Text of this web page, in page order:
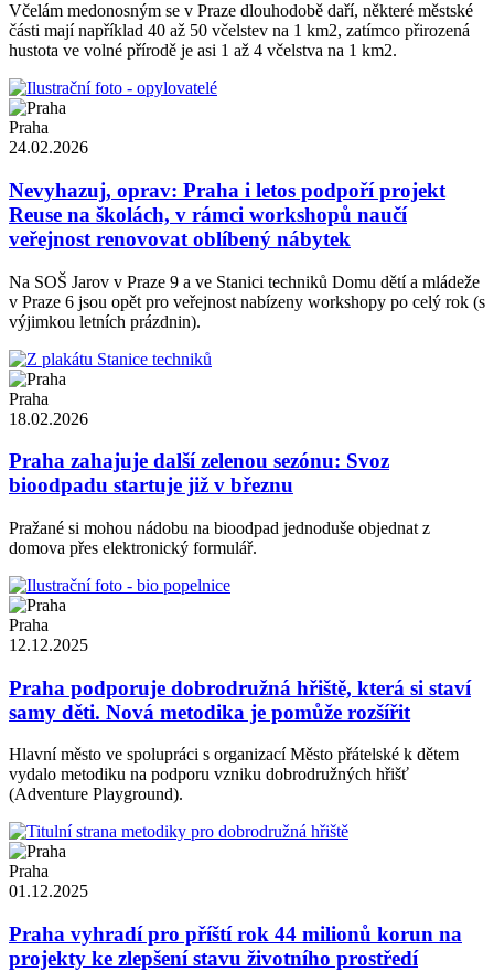
Včelám medonosným se v Praze dlouhodobě daří, některé městské
části mají například 40 až 50 včelstev na 1 km2, zatímco přirozená
hustota ve volné přírodě je asi 1 až 4 včelstva na 1 km2.
Praha
24.02.2026
Nevyhazuj, oprav: Praha i letos podpoří projekt
Reuse na školách, v rámci workshopů naučí
veřejnost renovovat oblíbený nábytek
Na SOŠ Jarov v Praze 9 a ve Stanici techniků Domu dětí a mládeže
v Praze 6 jsou opět pro veřejnost nabízeny workshopy po celý rok (s
výjimkou letních prázdnin).
Praha
18.02.2026
Praha zahajuje další zelenou sezónu: Svoz
bioodpadu startuje již v březnu
Pražané si mohou nádobu na bioodpad jednoduše objednat z
domova přes elektronický formulář.
Praha
12.12.2025
Praha podporuje dobrodružná hřiště, která si staví
samy děti. Nová metodika je pomůže rozšířit
Hlavní město ve spolupráci s organizací Město přátelské k dětem
vydalo metodiku na podporu vzniku dobrodružných hřišť
(Adventure Playground).
Praha
01.12.2025
Praha vyhradí pro příští rok 44 milionů korun na
projekty ke zlepšení stavu životního prostředí